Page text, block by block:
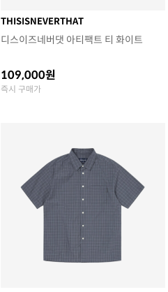
THISISNEVERTHAT
디스이즈네버댓 아티팩트 티 화이트
109,000원
즉시 구매가